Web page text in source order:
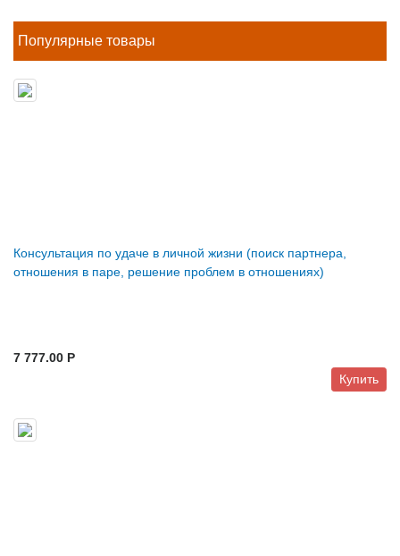
Популярные товары
Консультация по удаче в личной жизни (поиск партнера,
отношения в паре, решение проблем в отношениях)
7 777.00 P
Купить